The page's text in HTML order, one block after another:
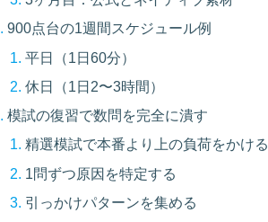
900点台の1週間スケジュール例
平日（1日60分）
休日（1日2〜3時間）
模試の復習で数問を完全に潰す
精選模試で本番より上の負荷をかける
1問ずつ原因を特定する
引っかけパターンを集める